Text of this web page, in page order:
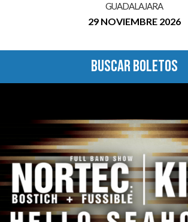
GUADALAJARA
29 NOVIEMBRE 2026
BUSCAR BOLETOS